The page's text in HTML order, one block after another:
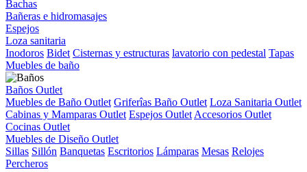
Bachas
Bañeras e hidromasajes
Espejos
Loza sanitaria
Inodoros Bidet Cisternas y estructuras lavatorio con pedestal Tapas
Muebles de baño
Baños Outlet
Muebles de Baño Outlet Griferîas Baño Outlet Loza Sanitaria Outlet
Cabinas y Mamparas Outlet Espejos Outlet Accesorios Outlet
Cocinas Outlet
Muebles de Diseño Outlet
Sillas Sillón Banquetas Escritorios Lámparas Mesas Relojes
Percheros